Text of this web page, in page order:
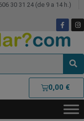
30 31 24 (de 9 a 14 h.)
0,00 €